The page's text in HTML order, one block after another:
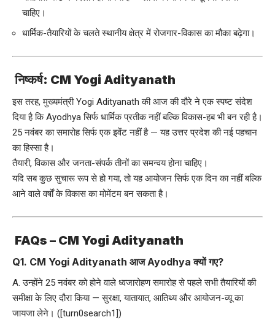
चाहिए।
धार्मिक-तैयारियों के चलते स्थानीय क्षेत्र में रोजगार-विकास का मौका बढ़ेगा।
निष्कर्ष: CM Yogi Adityanath
इस तरह, मुख्यमंत्री Yogi Adityanath की आज की दौरे ने एक स्पष्ट संदेश
दिया है कि Ayodhya सिर्फ धार्मिक प्रतीक नहीं बल्कि विकास-हब भी बन रही है।
25 नवंबर का समारोह सिर्फ एक इवेंट नहीं है — यह उत्तर प्रदेश की नई पहचान
का हिस्सा है।
तैयारी, विकास और जनता-संपर्क तीनों का समन्वय होना चाहिए।
यदि सब कुछ सुचारू रूप से हो गया, तो यह आयोजन सिर्फ एक दिन का नहीं बल्कि
आने वाले वर्षों के विकास का मोमेंटम बन सकता है।
FAQs – CM Yogi Adityanath
Q1. CM Yogi Adityanath आज Ayodhya क्यों गए?
A. उन्होंने 25 नवंबर को होने वाले ध्वजारोहण समारोह से पहले सभी तैयारियों की
समीक्षा के लिए दौरा किया — सुरक्षा, यातायात, आतिथ्य और आयोजन-व्यू का
जायजा लेने। ([turn0search1])